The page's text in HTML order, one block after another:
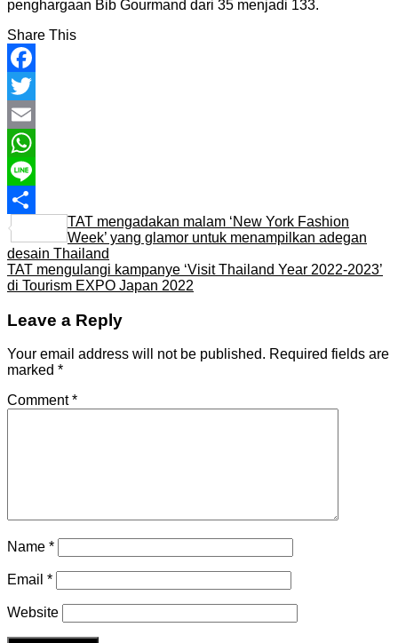
penghargaan Bib Gourmand dari 35 menjadi 133.
Share This
Facebook
Twitter
Email
WhatsApp
Line
Share
TAT mengadakan malam ‘New York Fashion
Week’ yang glamor untuk menampilkan adegan
desain Thailand
TAT mengulangi kampanye ‘Visit Thailand Year 2022-2023’
di Tourism EXPO Japan 2022
Leave a Reply
Your email address will not be published. Required fields are
marked *
Comment*
Name *
Email *
Website